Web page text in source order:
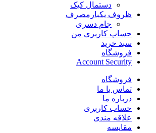
دستمال کیک
ظروف یکبارمصرف
جام دسری
حساب کاربری من
سبد خرید
فروشگاه
Account Security
فروشگاه
تماس با ما
درباره ما
حساب کاربری
علاقه مندی
مقایسه